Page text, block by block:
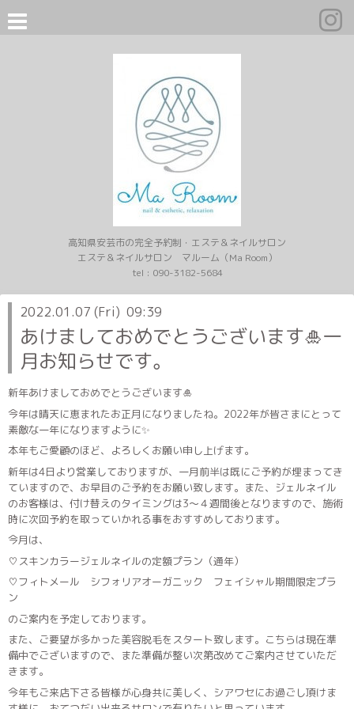
高知県安芸市の完全予約制・エステ＆ネイルサロン
エステ＆ネイルサロン マルーム（Ma Room）
tel : 090-3182-5684
2022.01.07 (Fri) 09:39
あけましておめでとうございます🎍一
月お知らせです。
新年あけましておめでとうございます🎍
今年は晴天に恵まれたお正月になりましたね。2022年が皆さまにとって
素敵な一年になりますように✨
本年もご愛顧のほど、よろしくお願い申し上げます。
新年は4日より営業しておりますが、一月前半は既にご予約が埋まってき
ていますので、お早目のご予約をお願い致します。また、ジェルネイル
のお客様は、付け替えのタイミングは3〜４週間後となりますので、施術
時に次回予約を取っていかれる事をおすすめしております。
今月は、
♡スキンカラージェルネイルの定額プラン（通年）
♡フィトメール シフォリアオーガニック フェイシャル期間限定プラ
ン
のご案内を予定しております。
また、ご要望が多かった美容脱毛をスタート致します。こちらは現在準
備中でございますので、また準備が整い次第改めてご案内させていただ
きます。
今年もご来店下さる皆様が心身共に美しく、シアワセにお過ごし頂けま